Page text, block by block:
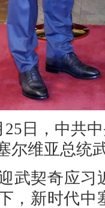
25日，中共
尔维亚总统
武契奇应习
，新时代中